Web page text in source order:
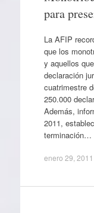
para
La AFIP
que los
y aquellos
declaración
cuatrimestre
250.000
Además,
2011,
terminación…
enero 29, 2011